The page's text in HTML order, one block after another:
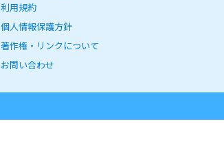
利用規約
個人情報保護方針
著作権・リンクについて
お問い合わせ